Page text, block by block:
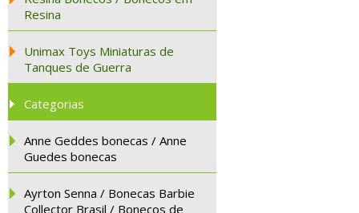
Resina
Unimax Toys Miniaturas de
Tanques de Guerra
Categorias
Anne Geddes bonecas / Anne
Guedes bonecas
Ayrton Senna / Bonecas Barbie
Collector Brasil / Bonecos de